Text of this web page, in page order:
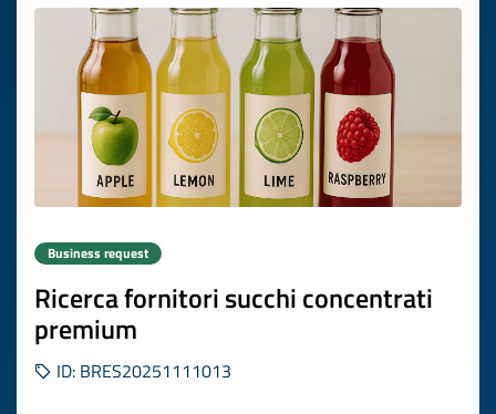
Business request
Ricerca fornitori succhi concentrati
premium
ID: BRES20251111013